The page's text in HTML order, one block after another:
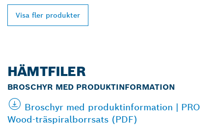
Visa fler produkter
HÄMTFILER
BROSCHYR MED PRODUKTINFORMATION
Broschyr med produktinformation | PRO
Wood-träspiralborrsats (PDF)